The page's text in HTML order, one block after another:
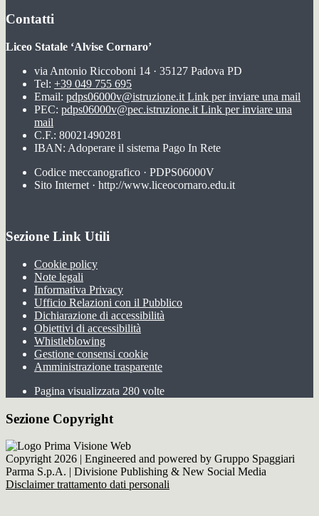
Contatti
Liceo Statale ‘Alvise Cornaro’
via Antonio Riccoboni 14 · 35127 Padova PD
Tel: +39 049 755 695
Email: pdps06000v@istruzione.it Link per inviare una mail
PEC: pdps06000v@pec.istruzione.it Link per inviare una
mail
C.F.: 80021490281
IBAN: Adoperare il sistema Pago In Rete
Codice meccanografico · PDPS06000V
Sito Internet · http://www.liceocornaro.edu.it
Sezione Link Utili
Cookie policy
Note legali
Informativa Privacy
Ufficio Relazioni con il Pubblico
Dichiarazione di accessibilità
Obiettivi di accessibilità
Whistleblowing
Gestione consensi cookie
Amministrazione trasparente
Pagina visualizzata 280 volte
Sezione Copyright
Copyright 2026 | Engineered and powered by Gruppo Spaggiari
Parma S.p.A. | Divisione Publishing & New Social Media
Disclaimer trattamento dati personali